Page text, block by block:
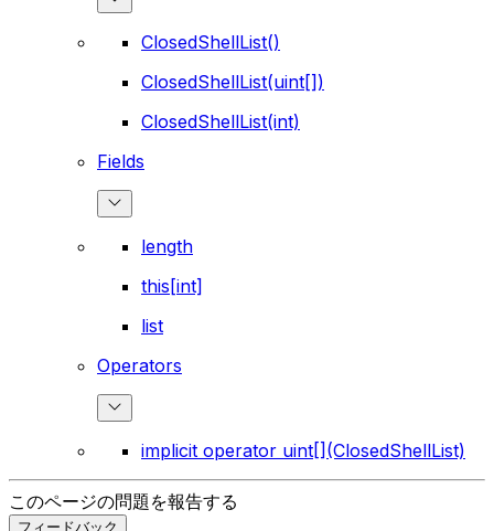
ClosedShellList()
ClosedShellList(uint[])
ClosedShellList(int)
Fields
length
this[int]
list
Operators
implicit operator uint[](ClosedShellList)
このページの問題を報告する
フィードバック